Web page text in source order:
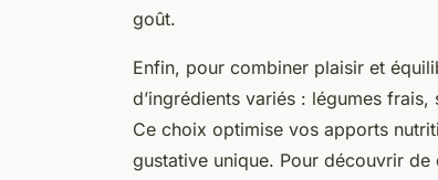
goût.
Enfin, pour combiner plaisir et
d’ingrédients variés : légumes
Ce choix optimise vos apports
gustative unique. Pour découvrir